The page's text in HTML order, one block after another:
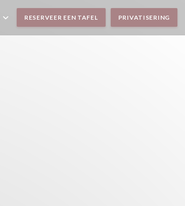
RESERVEER EEN TAFEL PRIVATISERING